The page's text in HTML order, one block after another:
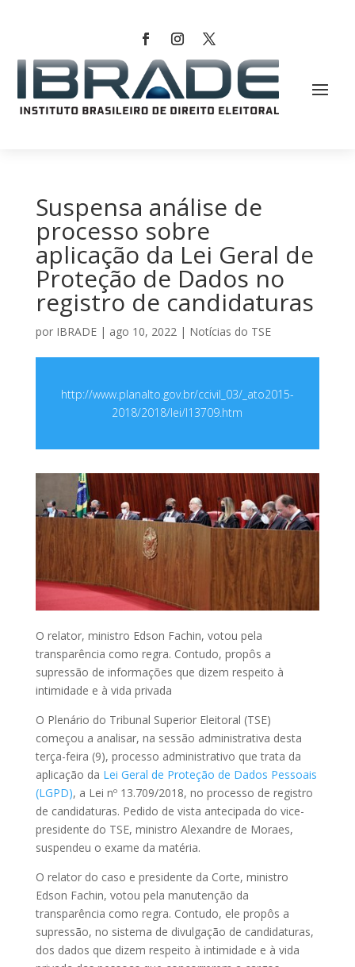
Suspensa análise de
processo sobre
aplicação da Lei Geral de
Proteção de Dados no
registro de candidaturas
por IBRADE| ago 10, 2022| Notícias do TSE
http://www.planalto.gov.br/ccivil_03/_ato2015-
2018/2018/lei/l13709.htm
O relator, ministro Edson Fachin, votou pela
transparência como regra. Contudo, propôs a
supressão de informações que dizem respeito à
intimidade e à vida privada
O Plenário do Tribunal Superior Eleitoral (TSE)
começou a analisar, na sessão administrativa desta
terça-feira (9), processo administrativo que trata da
aplicação da Lei Geral de Proteção de Dados Pessoais
(LGPD), a Lei nº 13.709/2018, no processo de registro
de candidaturas. Pedido de vista antecipada do vice-
presidente do TSE, ministro Alexandre de Moraes,
suspendeu o exame da matéria.
O relator do caso e presidente da Corte, ministro
Edson Fachin, votou pela manutenção da
transparência como regra. Contudo, ele propôs a
supressão, no sistema de divulgação de candidaturas,
dos dados que dizem respeito à intimidade e à vida